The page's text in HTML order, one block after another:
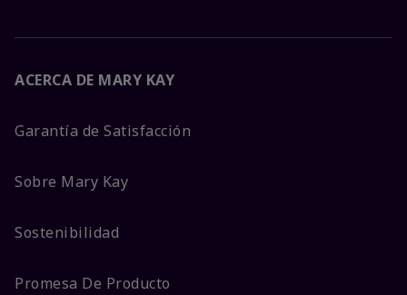
ACERCA DE MARY KAY
Garantía de Satisfacción
Sobre Mary Kay
Sostenibilidad
Promesa De Producto